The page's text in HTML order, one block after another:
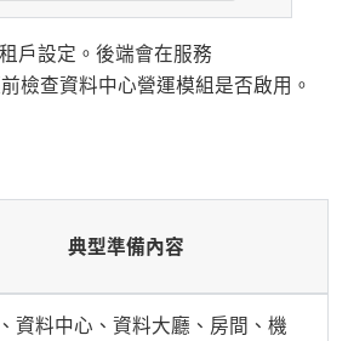
戶設定。後端會在服務
檢查資料中心營運模組是否啟用。
典型準備內容
資料中心、資料大廳、房間、機